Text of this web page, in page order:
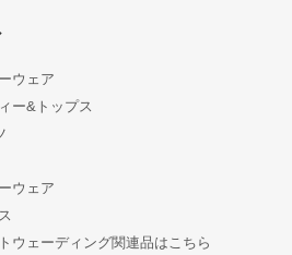
ウェア
ー&トップス
ウェア
ウェーディング関連品はこちら